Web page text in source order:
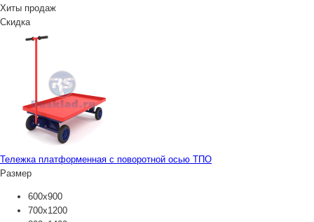
Хиты продаж
Скидка
Тележка платформенная с поворотной осью ТПО
Размер
600х900
700х1200